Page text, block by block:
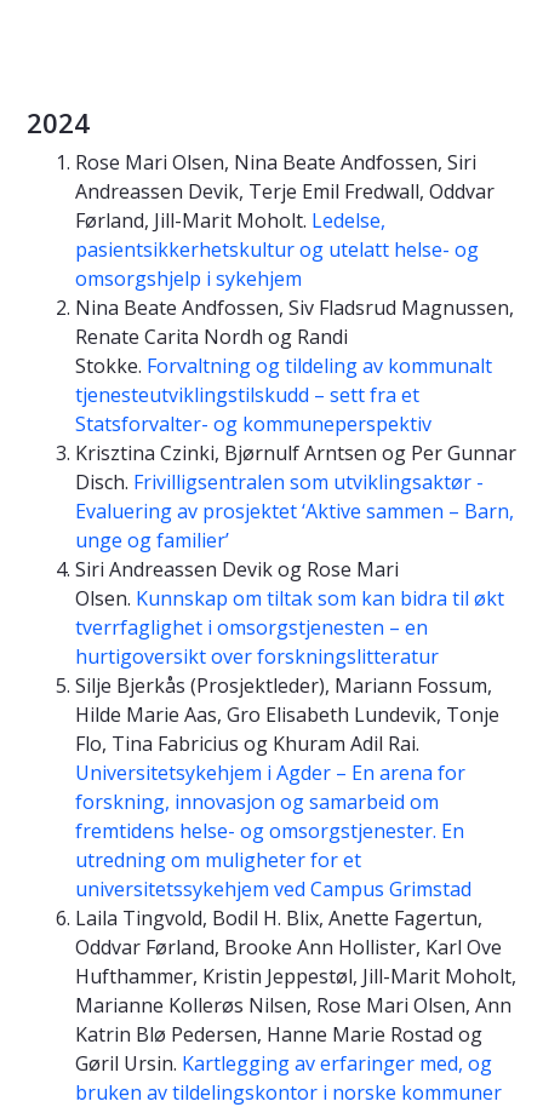
2024
Rose Mari Olsen, Nina Beate Andfossen, Siri
Andreassen Devik, Terje Emil Fredwall, Oddvar
Førland, Jill-Marit Moholt. Ledelse,
pasientsikkerhetskultur og utelatt helse- og
omsorgshjelp i sykehjem
Nina Beate Andfossen, Siv Fladsrud Magnussen,
Renate Carita Nordh og Randi
Stokke. Forvaltning og tildeling av kommunalt
tjenesteutviklingstilskudd – sett fra et
Statsforvalter- og kommuneperspektiv
Krisztina Czinki, Bjørnulf Arntsen og Per Gunnar
Disch. Frivilligsentralen som utviklingsaktør -
Evaluering av prosjektet ‘Aktive sammen – Barn,
unge og familier’
Siri Andreassen Devik og Rose Mari
Olsen. Kunnskap om tiltak som kan bidra til økt
tverrfaglighet i omsorgstjenesten – en
hurtigoversikt over forskningslitteratur
Silje Bjerkås (Prosjektleder), Mariann Fossum,
Hilde Marie Aas, Gro Elisabeth Lundevik, Tonje
Flo, Tina Fabricius og Khuram Adil Rai.
Universitetsykehjem i Agder – En arena for
forskning, innovasjon og samarbeid om
fremtidens helse- og omsorgstjenester. En
utredning om muligheter for et
universitetssykehjem ved Campus Grimstad
Laila Tingvold, Bodil H. Blix, Anette Fagertun,
Oddvar Førland, Brooke Ann Hollister, Karl Ove
Hufthammer, Kristin Jeppestøl, Jill-Marit Moholt,
Marianne Kollerøs Nilsen, Rose Mari Olsen, Ann
Katrin Blø Pedersen, Hanne Marie Rostad og
Gøril Ursin. Kartlegging av erfaringer med, og
bruken av tildelingskontor i norske kommuner